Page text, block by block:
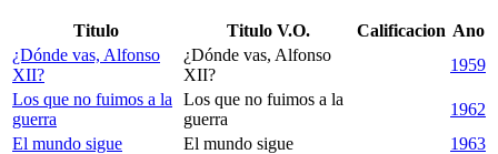
Titulo Titulo V.O. Calificacion Ano
¿Dónde vas, Alfonso
XII?
¿Dónde vas, Alfonso
XII?
1959
Los que no fuimos a la
guerra
Los que no fuimos a la
guerra
1962
El mundo sigue
El mundo sigue
1963